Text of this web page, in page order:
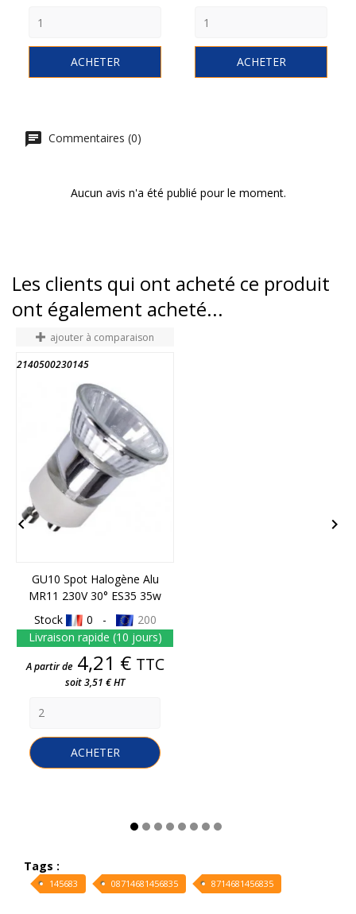
ACHETER ACHETER
Commentaires (0)
Aucun avis n'a été publié pour le moment.
Les clients qui ont acheté ce produit
ont également acheté...
ajouter à comparaison
2140500230145
GU10 Spot Halogène Alu
MR11 230V 30° ES35 35w
Stock
0 -
200
Livraison rapide (10 jours)
Prix
A partir de 4,21 € TTC
soit 3,51 € HT
ACHETER
 
Tags :
145683 08714681456835 8714681456835